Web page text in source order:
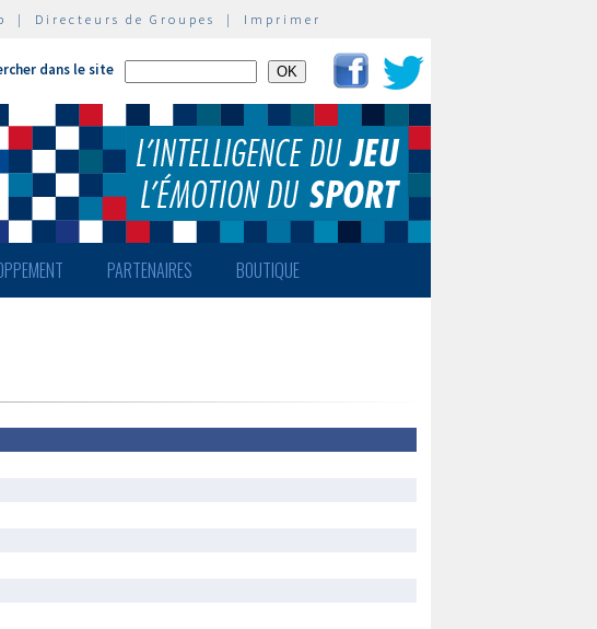
| Directeurs de Groupes | Imprimer
dans le site
PARTENAIRES BOUTIQUE